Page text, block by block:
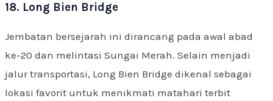
18. Long Bien Bridge
Jembatan bersejarah ini dirancang pada awal abad
ke-20 dan melintasi Sungai Merah. Selain menjadi
jalur transportasi, Long Bien Bridge dikenal sebagai
lokasi favorit untuk menikmati matahari terbit